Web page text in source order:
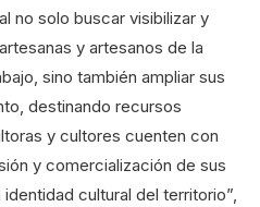
no solo buscar visibilizar y
y artesanos de la
sino también ampliar sus
destinando recursos
y cultores cuenten con
y comercialización de sus
cultural del territorio”,